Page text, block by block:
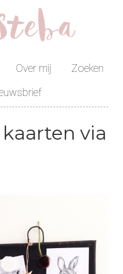
Over mij
Zoeken
via